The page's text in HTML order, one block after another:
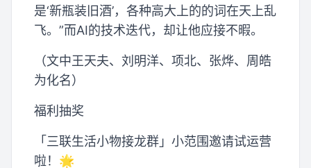
是‘新瓶装旧酒’，各种高大上的的词在天上乱
飞。”而AI的技术迭代，却让他应接不暇。
（文中王天夫、刘明洋、项北、张烨、周皓
为化名）
福利抽奖
「三联生活小物接龙群」小范围邀请试运营
啦！🌟